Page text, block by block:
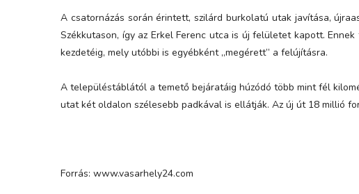
A csatornázás során érintett, szilárd burkolatú utak javítása,
Székkutason, így az Erkel Ferenc utca is új felületet kapott.
kezdetéig, mely utóbbi is egyébként „megérett” a felújításra.
A településtáblától a temető bejáratáig húzódó több mint fél
utat két oldalon szélesebb padkával is ellátják. Az új út 18 millió
Forrás: www.vasarhely24.com